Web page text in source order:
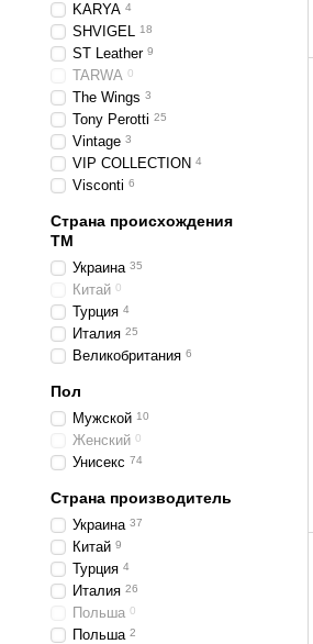
KARYA 4
SHVIGEL 18
ST Leather 9
TARWA 0
The Wings 3
Tony Perotti 25
Vintage 3
VIP COLLECTION 4
Visconti 6
Страна происхождения
ТМ
Украина 35
Китай 0
Турция 4
Италия 25
Великобритания 6
Пол
Мужской 10
Женский 0
Унисекс 74
Страна производитель
Украина 37
Китай 9
Турция 4
Италия 26
Польша 0
Польша 2